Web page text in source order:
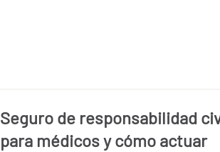
Seguro de responsabilidad
para médicos y cómo actuar